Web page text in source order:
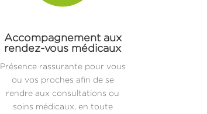
Accompagnement aux
rendez-vous médicaux
Présence rassurante pour vous
ou vos proches afin de se
rendre aux consultations ou
soins médicaux, en toute